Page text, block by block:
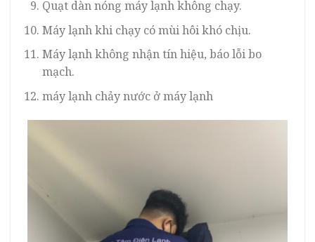
Quạt dàn nóng máy lạnh không chạy.
Máy lạnh khi chạy có mùi hôi khó chịu.
Máy lạnh không nhận tín hiệu, báo lỗi bo
mạch.
máy lạnh chảy nước ở máy lạnh